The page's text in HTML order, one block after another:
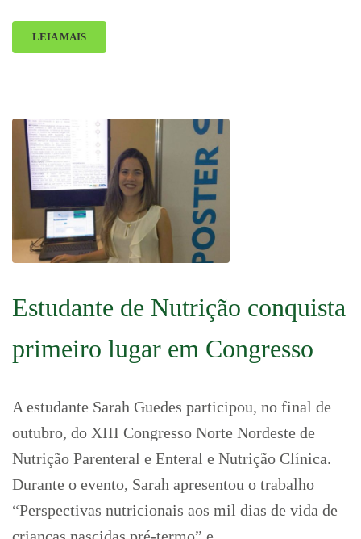
LEIA MAIS
Estudante de Nutrição conquista
primeiro lugar em Congresso
A estudante Sarah Guedes participou, no final de
outubro, do XIII Congresso Norte Nordeste de
Nutrição Parenteral e Enteral e Nutrição Clínica.
Durante o evento, Sarah apresentou o trabalho
“Perspectivas nutricionais aos mil dias de vida de